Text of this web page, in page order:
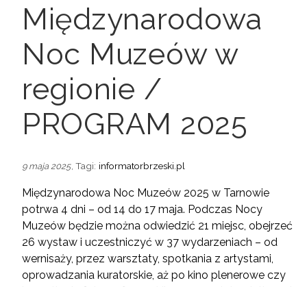
Międzynarodowa
Noc Muzeów w
regionie /
PROGRAM 2025
9 maja 2025 , Tagi: informatorbrzeski.pl
Międzynarodowa Noc Muzeów 2025 w Tarnowie
potrwa 4 dni – od 14 do 17 maja. Podczas Nocy
Muzeów będzie można odwiedzić 21 miejsc, obejrzeć
26 wystaw i uczestniczyć w 37 wydarzeniach – od
wernisaży, przez warsztaty, spotkania z artystami,
oprowadzania kuratorskie, aż po kino plenerowe czy